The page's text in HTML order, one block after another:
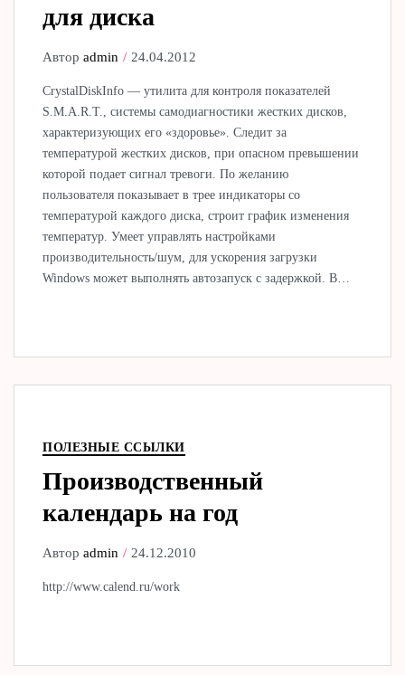
для диска
Авторadmin 24.04.2012
CrystalDiskInfo — утилита для контроля показателей
S.M.A.R.T., системы самодиагностики жестких дисков,
характеризующих его «здоровье». Следит за
температурой жестких дисков, при опасном превышении
которой подает сигнал тревоги. По желанию
пользователя показывает в трее индикаторы со
температурой каждого диска, строит график изменения
температур. Умеет управлять настройками
производительность/шум, для ускорения загрузки
Windows может выполнять автозапуск с задержкой. В…
ПОЛЕЗНЫЕ ССЫЛКИ
Производственный
календарь на год
Авторadmin 24.12.2010
http://www.calend.ru/work